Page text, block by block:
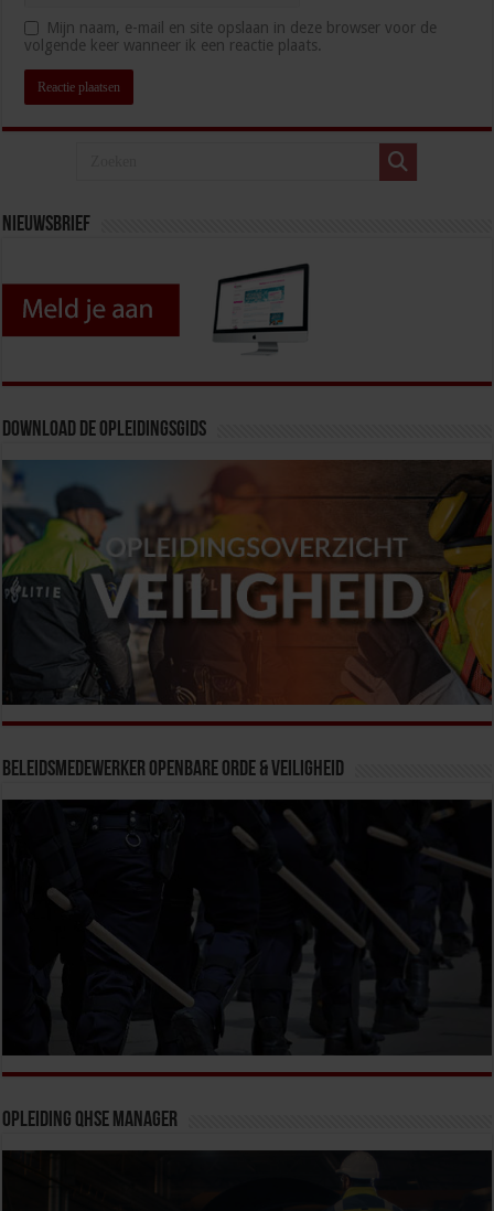
Mijn naam, e-mail en site opslaan in deze browser voor de
volgende keer wanneer ik een reactie plaats.
Nieuwsbrief
Download de opleidingsgids
Beleidsmedewerker Openbare Orde & Veiligheid
Opleiding QHSE Manager